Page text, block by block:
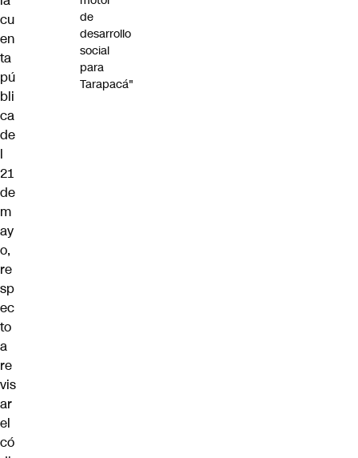
cu
en
ta
pú
bli
ca
de
l
21
de
m
ay
o,
re
sp
ec
to
a
re
vis
ar
el
có
de
desarrollo
social
para
Tarapacá"